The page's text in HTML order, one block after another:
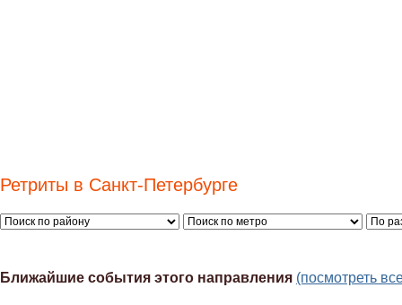
Ретриты в Санкт-Петербурге
Ближайшие события этого направления (посмотреть